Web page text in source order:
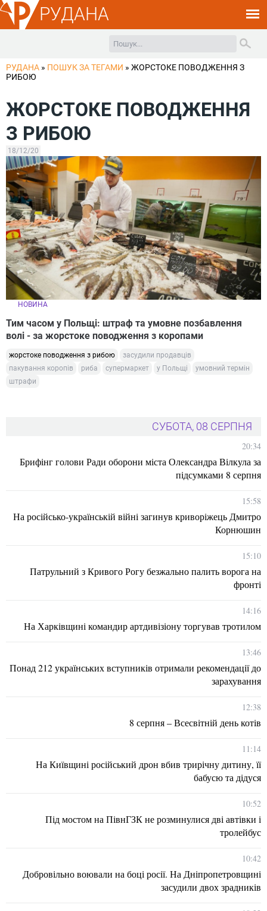
РУДАНА
РУДАНА » ПОШУК ЗА ТЕГАМИ » ЖОРСТОКЕ ПОВОДЖЕННЯ З
РИБОЮ
ЖОРСТОКЕ ПОВОДЖЕННЯ
З РИБОЮ
18/12/20
НОВИНА
Тим часом у Польщі: штраф та умовне позбавлення
волі - за жорстоке поводження з коропами
жорстоке поводження з рибою
засудили продавців
пакування коропів
риба супермаркет у Польщі
умовний термін
штрафи
СУБОТА, 08 СЕРПНЯ
20:34
Брифінг голови Ради оборони міста Олександра Вілкула за
підсумками 8 серпня
15:58
На російсько-українській війні загинув криворіжець Дмитро
Корнюшин
15:10
Патрульний з Кривого Рогу безжально палить ворога на
фронті
14:16
На Харківщині командир артдивізіону торгував тротилом
13:46
Понад 212 українських вступників отримали рекомендації до
зарахування
12:38
8 серпня – Всесвітній день котів
11:14
На Київщині російський дрон вбив трирічну дитину, її
бабусю та дідуся
10:52
Під мостом на ПівнГЗК не розминулися дві автівки і
тролейбус
10:42
Добровільно воювали на боці росії. На Дніпропетровщині
засудили двох зрадників